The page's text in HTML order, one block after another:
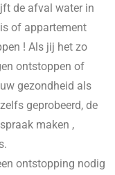
de afval water in
of appartement
! Als jij het zo
ontstoppen of
gezondheid als
geprobeerd, de
maken ,
ontstopping nodig